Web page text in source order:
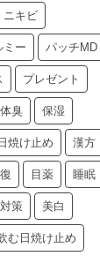
ニキビ
ミー パッチMD
プレゼント
体臭 保湿
日焼け止め 漢方
目薬 睡眠
策 美白
む日焼け止め